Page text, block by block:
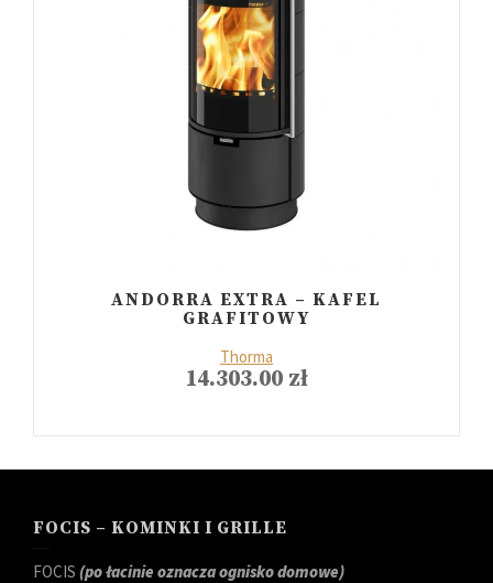
ANDORRA EXTRA – KAFEL
GRAFITOWY
Thorma
14.303.00 zł
FOCIS – KOMINKI I GRILLE
FOCIS (po łacinie oznacza ognisko domowe)